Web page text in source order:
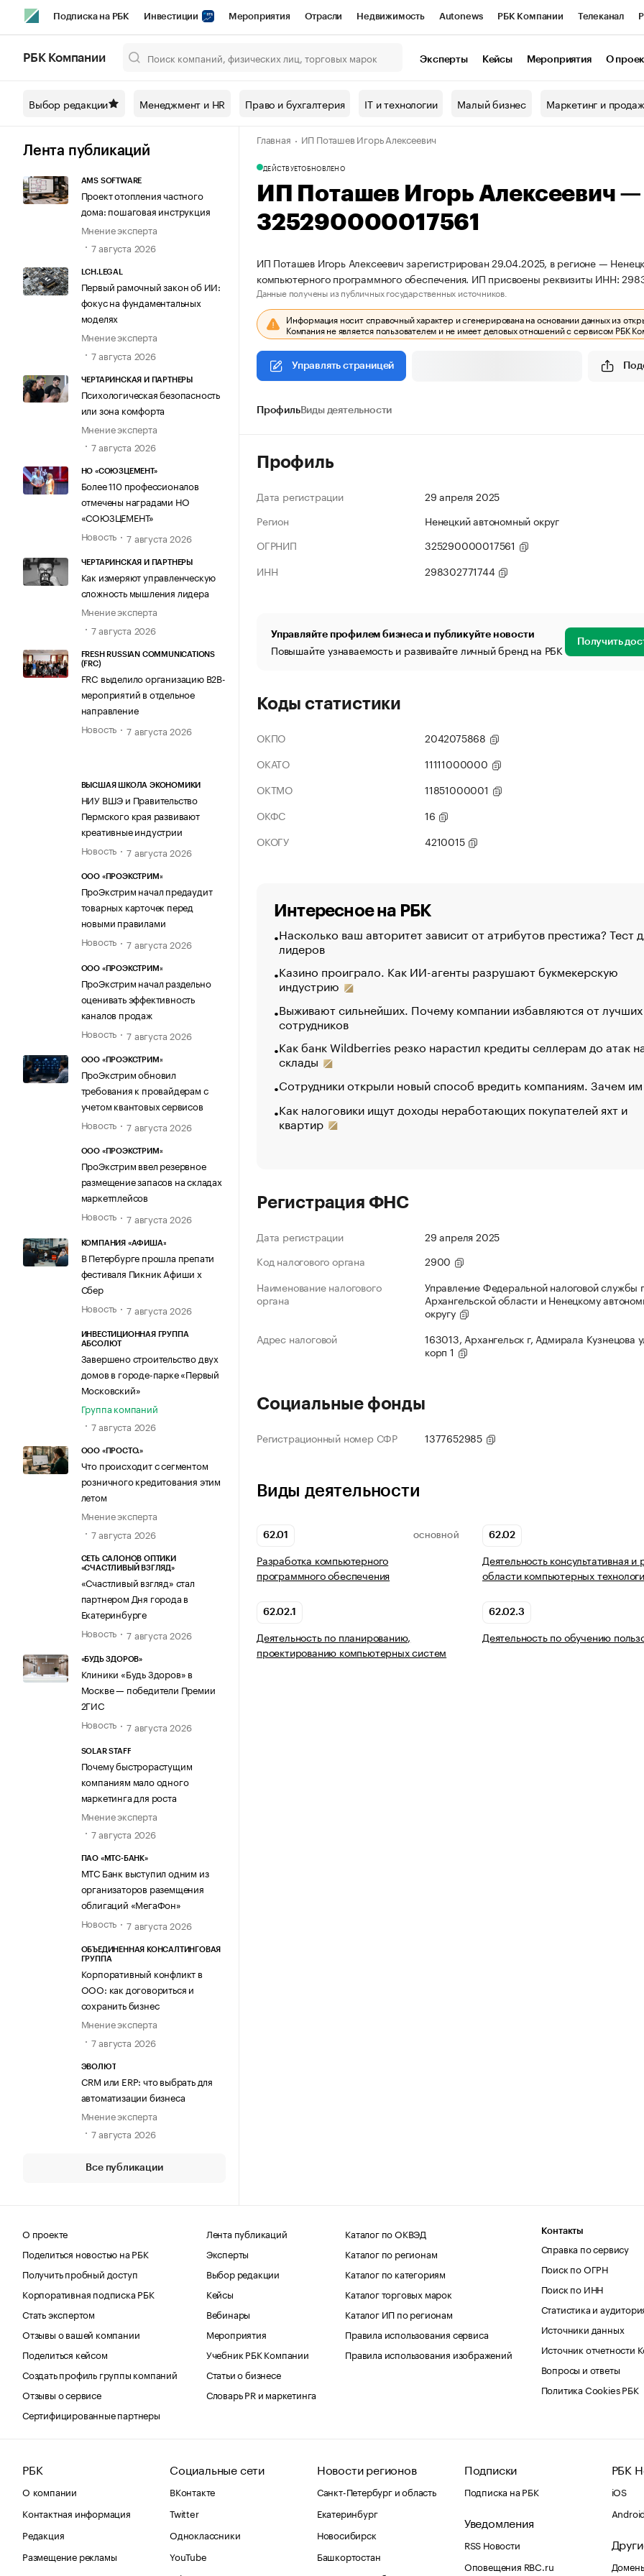
Подписка на РБК Инвестиции Мероприятия Отрасли Недвижимость Autonews РБК Компании Телеканал
Спецпроекты СПб Конференции СПб Спецпроекты Проверка контрагентов
Технологии и медиа Рынок наличной валюты
РБК Компании Эксперты Кейсы Мероприятия О
Выбор редакции Менеджмент и HR Право и бухгалтерия IT и технологии Малый бизнес Маркетинг и
Лента публикаций
AMS SOFTWARE
Проект отопления частного
дома: пошаговая инструкция
Мнение эксперта
7 августа 2026
LCH.LEGAL
Первый рамочный закон об ИИ:
фокус на фундаментальных
моделях
Мнение эксперта
7 августа 2026
ЧЕРТАРИНСКАЯ И ПАРТНЕРЫ
Психологическая безопасность
или зона комфорта
Мнение эксперта
7 августа 2026
НО «СОЮЗЦЕМЕНТ»
Более 110 профессионалов
отмечены наградами НО
«СОЮЗЦЕМЕНТ»
Новость
7 августа 2026
ЧЕРТАРИНСКАЯ И ПАРТНЕРЫ
Как измеряют управленческую
сложность мышления лидера
Мнение эксперта
7 августа 2026
FRESH RUSSIAN COMMUNICATIONS
(FRC)
FRC выделило организацию B2B-
мероприятий в отдельное
направление
Новость
7 августа 2026
ВЫСШАЯ ШКОЛА ЭКОНОМИКИ
НИУ ВШЭ и Правительство
Пермского края развивают
креативные индустрии
Новость
7 августа 2026
ООО «ПРОЭКСТРИМ»
ПроЭкстрим начал предаудит
товарных карточек перед
новыми правилами
Новость
7 августа 2026
ООО «ПРОЭКСТРИМ»
ПроЭкстрим начал раздельно
оценивать эффективность
каналов продаж
Новость
7 августа 2026
ООО «ПРОЭКСТРИМ»
ПроЭкстрим обновил
требования к провайдерам с
учетом квантовых сервисов
Новость
7 августа 2026
ООО «ПРОЭКСТРИМ»
ПроЭкстрим ввел резервное
размещение запасов на складах
маркетплейсов
Новость
7 августа 2026
КОМПАНИЯ «АФИША»
В Петербурге прошла препати
фестиваля Пикник Афиши х
Сбер
Новость
7 августа 2026
ИНВЕСТИЦИОННАЯ ГРУППА
АБСОЛЮТ
Завершено строительство двух
домов в городе-парке «Первый
Московский»
Группа компаний
7 августа 2026
ООО «ПРОСТО.»
Что происходит с сегментом
розничного кредитования этим
летом
Мнение эксперта
7 августа 2026
СЕТЬ САЛОНОВ ОПТИКИ
«СЧАСТЛИВЫЙ ВЗГЛЯД»
«Счастливый взгляд» стал
партнером Дня города в
Екатеринбурге
Новость
7 августа 2026
«БУДЬ ЗДОРОВ»
Клиники «Будь Здоров» в
Москве — победители Премии
2ГИС
Новость
7 августа 2026
SOLAR STAFF
Почему быстрорастущим
компаниям мало одного
маркетинга для роста
Мнение эксперта
7 августа 2026
ПАО «МТС-БАНК»
МТС Банк выступил одним из
организаторов раземщения
облигаций «МегаФон»
Новость
7 августа 2026
ОБЪЕДИНЕННАЯ КОНСАЛТИНГОВАЯ
ГРУППА
Корпоративный конфликт в
ООО: как договориться и
сохранить бизнес
Мнение эксперта
7 августа 2026
ЭВОЛЮТ
CRM или ERP: что выбрать для
автоматизации бизнеса
Мнение эксперта
7 августа 2026
Все публикации
Главная ИП Поташев Игорь Алексеевич
ДЕЙСТВУЕТОБНОВЛЕНО
ИП Поташев Игорь Алексеевич
325290000017561
ИП Поташев Игорь Алексеевич зарегистрирован 29.04.2025, в регионе —
компьютерного программного обеспечения. ИП присвоены реквизиты ИНН:
Данные получены из публичных государственных источников.
Информация носит справочный характер и сгенерирована на основании данных из
Компания не является пользователем и не имеет деловых отношений с сервисом РБК
Управлять страницей
ПрофильВиды деятельности
Профиль
Дата регистрации
29 апреля 2025
Регион
Ненецкий автономный округ
ОГРНИП
325290000017561
ИНН
298302771744
Управляйте профилем бизнеса и публикуйте новости
Повышайте узнаваемость и развивайте личный бренд на РБК Получить
Коды статистики
ОКПО
2042075868
ОКАТО
11111000000
ОКТМО
11851000001
ОКФС
16
ОКОГУ
4210015
Интересное на РБК
Насколько ваш авторитет зависит от атрибутов престижа? Тест
лидеров
Казино проиграло. Как ИИ-агенты разрушают букмекерскую
индустрию
Выживают сильнейших. Почему компании избавляются от лучших
сотрудников
Как банк Wildberries резко нарастил кредиты селлерам до атак
склады
Сотрудники открыли новый способ вредить компаниям. Зачем
Как налоговики ищут доходы неработающих покупателей яхт и
квартир
Регистрация ФНС
Дата регистрации
29 апреля 2025
Код налогового органа
2900
Наименование налогового
органа
Управление Федеральной налоговой службы
Архангельской области и Ненецкому
округу
Адрес налоговой
163013, Архангельск г, Адмирала Кузнецова
корп 1
Социальные фонды
Регистрационный номер СФР 1377652985
Виды деятельности
62.01 ОСНОВНОЙ
Разработка компьютерного
программного обеспечения
62.02
Деятельность консультативная и
области компьютерных
62.02.1
Деятельность по планированию,
проектированию компьютерных систем
62.02.3
Деятельность по обучению
О проекте
Поделиться новостью на РБК
Получить пробный доступ
Корпоративная подписка РБК
Стать экспертом
Отзывы о вашей компании
Поделиться кейсом
Создать профиль группы компаний
Отзывы о сервисе
Сертифицированные партнеры
Лента публикаций
Эксперты
Выбор редакции
Кейсы
Вебинары
Мероприятия
Учебник РБК Компании
Статьи о бизнесе
Словарь PR и маркетинга
Каталог по ОКВЭД
Каталог по регионам
Каталог по категориям
Каталог торговых марок
Каталог ИП по регионам
Правила использования сервиса
Правила использования изображений
Контакты
Справка по сервису
Поиск по ОГРН
Поиск по ИНН
Статистика и
Источники данных
Источник отчетности
Вопросы и ответы
Политика Cookies РБК
РБК
О компании
Контактная информация
Редакция
Размещение рекламы
Социальные сети
ВКонтакте
Twitter
Одноклассники
YouTube
Новости регионов
Санкт-Петербург и область
Екатеринбург
Новосибирск
Башкортостан
Подписки
Подписка на РБК
Уведомления
RSS Новости
Оповещения RBC.ru
РБК
iOS